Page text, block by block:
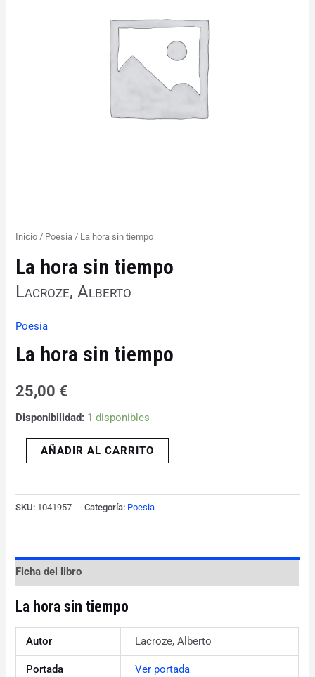
Inicio / Poesia / La hora sin tiempo
La hora sin tiempo
Lacroze, Alberto
Poesia
La hora sin tiempo
25,00 €
Disponibilidad: 1 disponibles
AÑADIR AL CARRITO
SKU: 1041957 Categoría: Poesia
Ficha del libro
La hora sin tiempo
Autor Lacroze, Alberto
Portada Ver portada